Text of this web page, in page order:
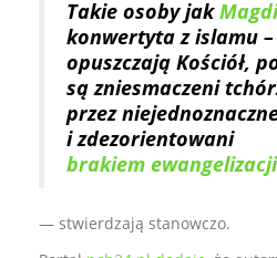
Takie osoby jak
konwertyta z islamu
opuszczają Kościół,
są zniesmaczeni
przez
i zdezorientowani
brakiem ewangelizacji
— stwierdzają stanowczo.